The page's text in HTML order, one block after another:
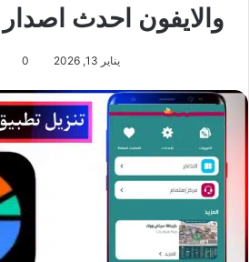
والايفون احدث
يناير 13, 2026 0